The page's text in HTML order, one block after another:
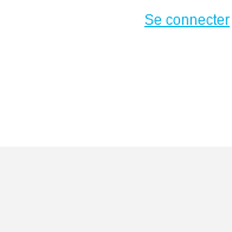
Se connecter